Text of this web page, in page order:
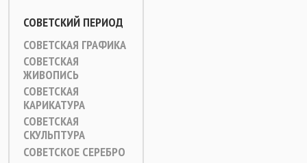
СОВЕТСКИЙ ПЕРИОД
СОВЕТСКАЯ ГРАФИКА
СОВЕТСКАЯ
ЖИВОПИСЬ
СОВЕТСКАЯ
КАРИКАТУРА
СОВЕТСКАЯ
СКУЛЬПТУРА
СОВЕТСКОЕ СЕРЕБРО